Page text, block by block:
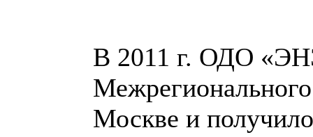
В 2011 г. ОДО
Москве и